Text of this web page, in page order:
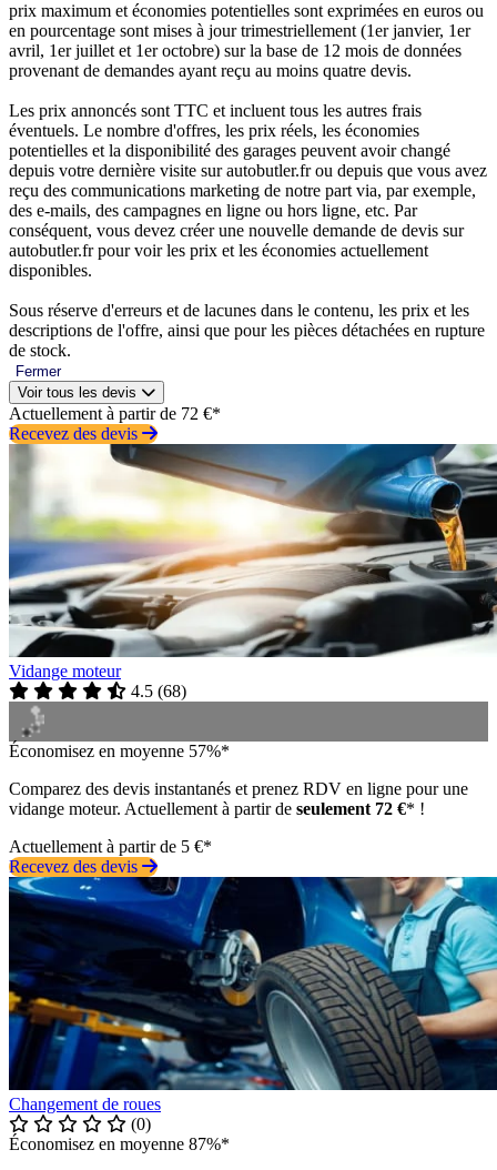
prix maximum et économies potentielles sont exprimées en euros ou
en pourcentage sont mises à jour trimestriellement (1er janvier, 1er
avril, 1er juillet et 1er octobre) sur la base de 12 mois de données
provenant de demandes ayant reçu au moins quatre devis.
Les prix annoncés sont TTC et incluent tous les autres frais
éventuels. Le nombre d'offres, les prix réels, les économies
potentielles et la disponibilité des garages peuvent avoir changé
depuis votre dernière visite sur autobutler.fr ou depuis que vous avez
reçu des communications marketing de notre part via, par exemple,
des e-mails, des campagnes en ligne ou hors ligne, etc. Par
conséquent, vous devez créer une nouvelle demande de devis sur
autobutler.fr pour voir les prix et les économies actuellement
disponibles.
Sous réserve d'erreurs et de lacunes dans le contenu, les prix et les
descriptions de l'offre, ainsi que pour les pièces détachées en rupture
de stock.
Fermer
Voir tous les devis
Actuellement à partir de 72 €*
Recevez des devis
Vidange moteur
4.5 (68)
Économisez en moyenne 57%*
Comparez des devis instantanés et prenez RDV en ligne pour une
vidange moteur. Actuellement à partir de seulement 72 €* !
Actuellement à partir de 5 €*
Recevez des devis
Changement de roues
(0)
Économisez en moyenne 87%*